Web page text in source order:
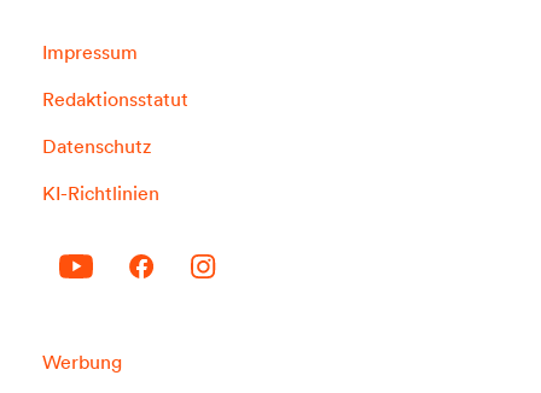
Impressum
Redaktionsstatut
Datenschutz
KI-Richtlinien
Werbung